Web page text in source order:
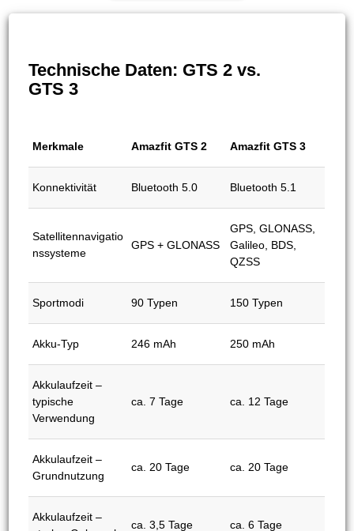
Technische Daten: GTS 2 vs.
GTS 3
Merkmale Amazfit GTS 2 Amazfit GTS 3
Konnektivität Bluetooth 5.0 Bluetooth 5.1
Satellitennavigatio
nssysteme
GPS + GLONASS
GPS, GLONASS,
Galileo, BDS,
QZSS
Sportmodi 90 Typen 150 Typen
Akku-Typ 246 mAh 250 mAh
Akkulaufzeit –
typische
Verwendung
ca. 7 Tage ca. 12 Tage
Akkulaufzeit –
Grundnutzung
ca. 20 Tage ca. 20 Tage
Akkulaufzeit –
ca. 3,5 Tage ca. 6 Tage